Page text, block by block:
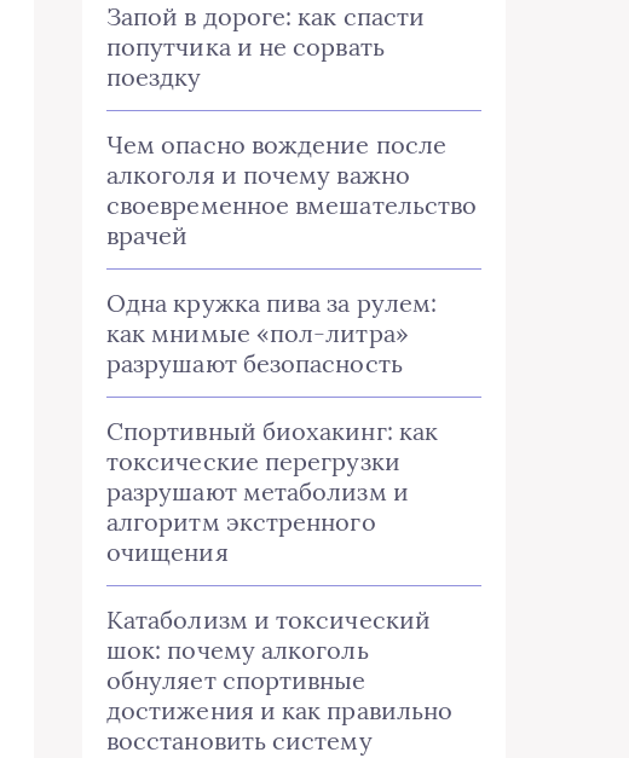
Запой в дороге: как спасти
попутчика и не сорвать
поездку
Чем опасно вождение после
алкоголя и почему важно
своевременное вмешательство
врачей
Одна кружка пива за рулем:
как мнимые «пол-литра»
разрушают безопасность
Спортивный биохакинг: как
токсические перегрузки
разрушают метаболизм и
алгоритм экстренного
очищения
Катаболизм и токсический
шок: почему алкоголь
обнуляет спортивные
достижения и как правильно
восстановить систему